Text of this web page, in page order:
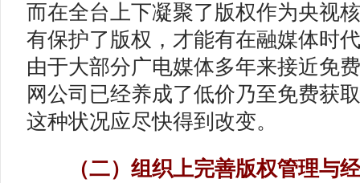
而在全台上下凝聚了版权作为央视
有保护了版权，才能有在融媒体时
由于大部分广电媒体多年来接近免
网公司已经养成了低价乃至免费获
这种状况应尽快得到改变。
（二）组织上完善版权管理与经